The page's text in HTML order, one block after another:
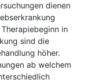
dienen
in
sind die
höher.
ab welchem